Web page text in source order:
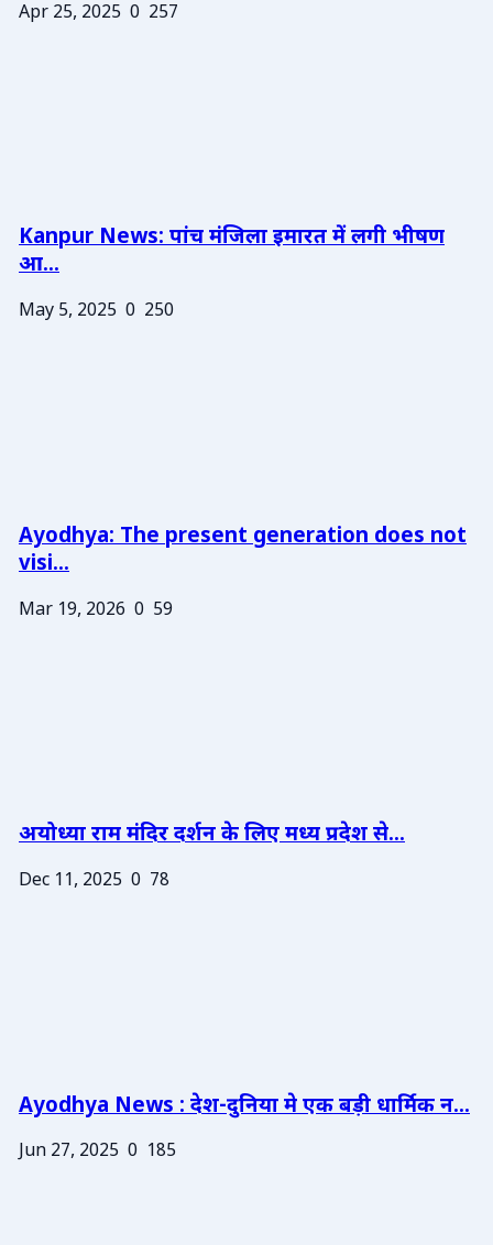
Apr 25, 2025 0 257
Kanpur News: पांच मंजिला इमारत में लगी भीषण
आ...
May 5, 2025 0 250
Ayodhya: The present generation does not
visi...
Mar 19, 2026 0 59
अयोध्या राम मंदिर दर्शन के लिए मध्य प्रदेश से...
Dec 11, 2025 0 78
Ayodhya News : देश-दुनिया मे एक बड़ी धार्मिक न...
Jun 27, 2025 0 185